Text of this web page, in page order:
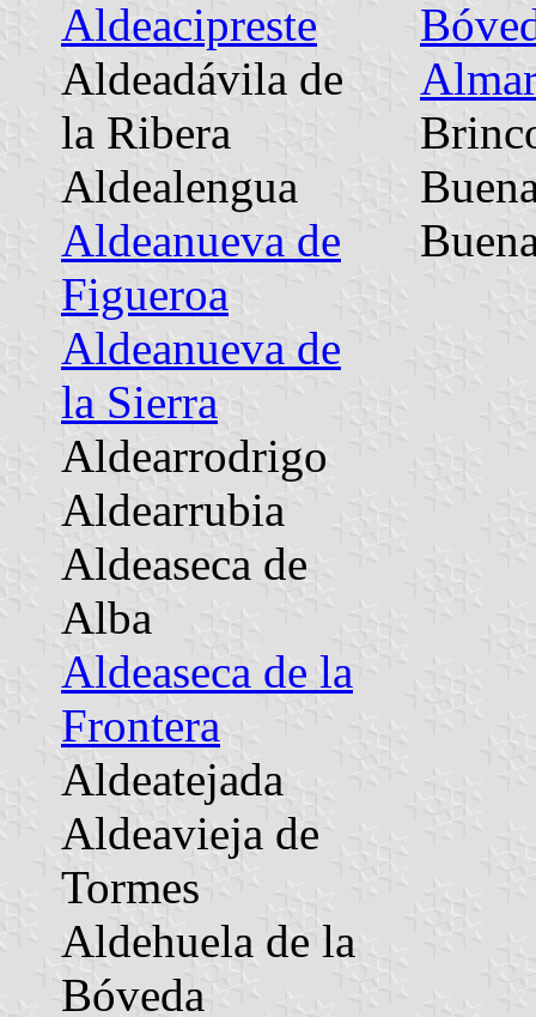
Aldeacipreste
Aldeadávila de
la Ribera
Aldealengua
Aldeanueva de
Figueroa
Aldeanueva de
la Sierra
Aldearrodrigo
Aldearrubia
Aldeaseca de
Alba
Aldeaseca de la
Frontera
Aldeatejada
Aldeavieja de
Tormes
Aldehuela de la
Bóveda